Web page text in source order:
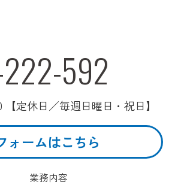
592
定休日／毎週日曜日・祝日】
ォームはこちら
業務内容